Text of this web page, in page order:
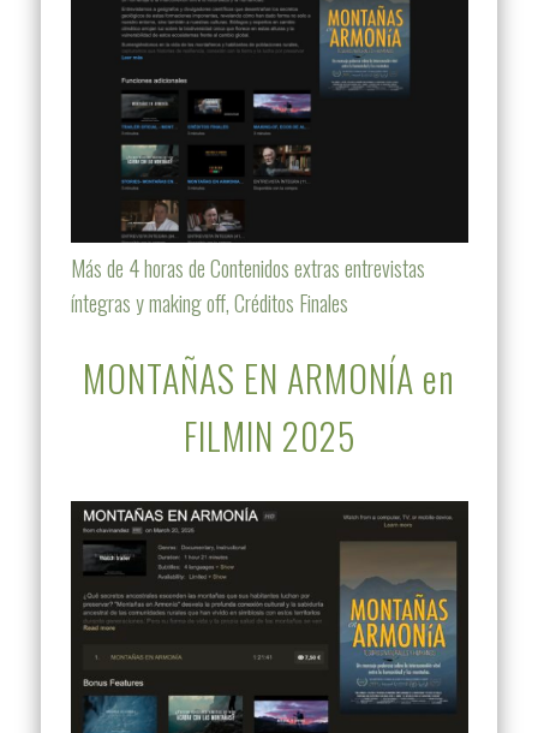
Más de 4 horas de Contenidos extras entrevistas
íntegras y making off, Créditos Finales
MONTAÑAS EN ARMONÍA en
FILMIN 2025